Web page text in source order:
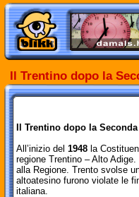
Il Trentino dopo la
Il Trentino dopo la
All’inizio del 1948 la
regione Trentino – Alto
alla Regione. Trento svolse
altoatesino furono violate le
italiana.